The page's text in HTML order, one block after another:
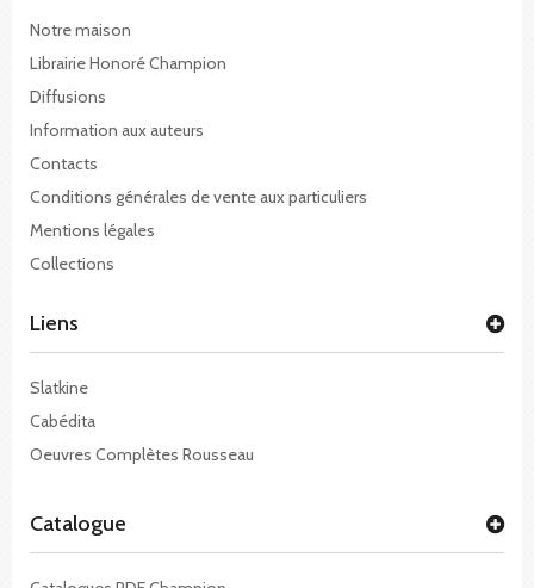
Notre maison
Librairie Honoré Champion
Diffusions
Information aux auteurs
Contacts
Conditions générales de vente aux particuliers
Mentions légales
Collections
Liens
Slatkine
Cabédita
Oeuvres Complètes Rousseau
Catalogue